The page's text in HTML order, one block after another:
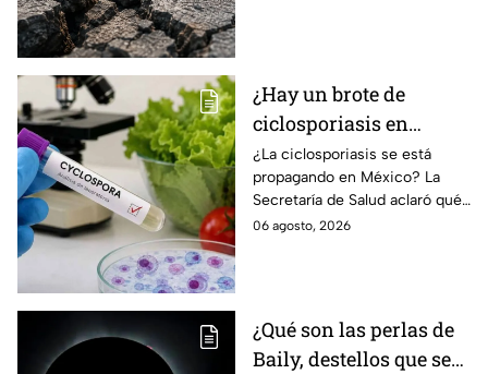
¿Hay un brote de
ciclosporiasis en
México? Salud rompe
el silencio tras 33 casos
detectados
¿La ciclosporiasis se está
propagando en México? La
Secretaría de Salud aclaró qué
ocurre tras la detección de 33
06 agosto, 2026
¿Qué son las perlas de
Baily, destellos que se